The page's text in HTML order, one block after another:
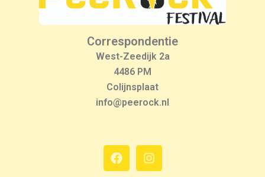
Correspondentie
West-Zeedijk 2a
4486 PM
Colijnsplaat
info@peerock.nl
F
a
c
I
n
s